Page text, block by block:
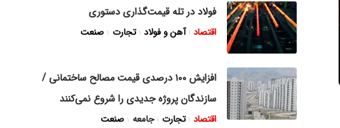
فولاد در تله قیمت‌گذاری دستوری
اقتصاد آهن و فولاد تجارت صنعت
افزایش ۱۰۰ درصدی قیمت مصالح ساختمانی /
سازندگان پروژه جدیدی را شروع نمی‌کنند
اقتصاد تجارت جامعه صنعت